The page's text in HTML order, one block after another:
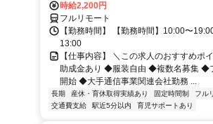
時給2,200円
フルリモート
【勤務時間】 【勤務時間】10:00〜
13:00
【仕事内容】 ＼この求人のおすすめ
助成金あり ◆服装自由 ◆複数名募集 ◆
開始 ◆大手通信事業関連会社勤務 ...
長期 産休・育休取得実績あり 固定時間制 フル
交通費支給
駅近5分以内 育児サポートあり